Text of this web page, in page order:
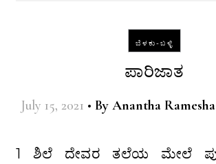
ಬೆಳಕು-ಬಳ್ಳಿ
ಪಾರಿಜಾತ
July 15, 2021 • By Anantha Ramesha
1 ಶಿಲೆ ದೇವರ ತಲೆಯ ಮೇಲೆ ಪುಟ್ಟ ಪಾರಿಜಾತ